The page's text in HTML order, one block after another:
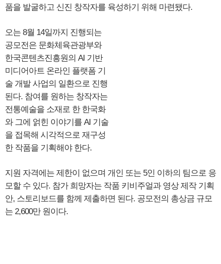
품을 발굴하고 신진 창작자를 육성하기 위해 마련됐다.
오는 8월 14일까지 진행되는
공모전은 문화체육관광부와
한국콘텐츠진흥원의 AI 기반
미디어아트 온라인 플랫폼 기
술 개발 사업의 일환으로 진행
된다. 참여를 원하는 창작자는
전통예술을 소재로 한 한국화
와 그에 얽힌 이야기를 AI 기술
을 접목해 시각적으로 재구성
한 작품을 기획해야 한다.
지원 자격에는 제한이 없으며 개인 또는 5인 이하의 팀으로 응
모할 수 있다. 참가 희망자는 작품 키비주얼과 영상 제작 기획
안, 스토리보드를 함께 제출하면 된다. 공모전의 총상금 규모
는 2,600만 원이다.